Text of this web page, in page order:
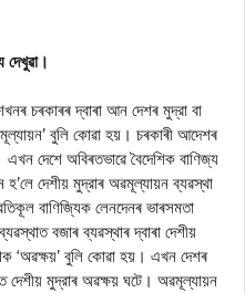
চৰকাৰৰ দ্বাৰা আন দেশৰ মুদ্রা বা
বুলি কোৱা হয়। চৰকাৰী আদেশৰ
দেশে অবিৰতভাৱে বৈদেশিক বাণিজ্য
হ’লে দেশীয় মুদ্রাৰ অৱমূল্যায়ন ব্যৱস্থা
বাণিজ্যিক লেনদেনৰ ভাৰসমতা
বজাৰ ব্যৱস্থাৰ দ্বাৰা দেশীয়
‘অৱক্ষয়’ বুলি কোৱা হয়। এখন দেশৰ
দেশীয় মুদ্রাৰ অৱক্ষয় ঘটে। অৱমূল্যায়ন